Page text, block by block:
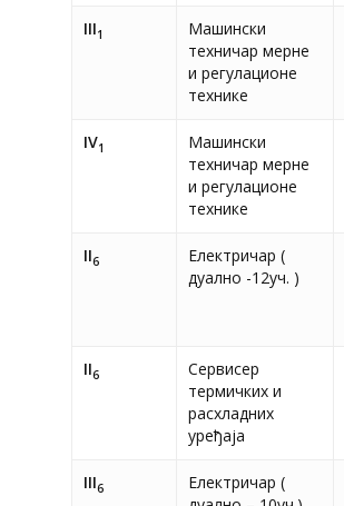
III1
Машински
техничар мерне
и регулационе
технике
IV1
Машински
техничар мерне
и регулационе
технике
II6
Електричар (
дуално -12уч. )
II6
Сервисер
термичких и
расхладних
уређаја
III6
Електричар (